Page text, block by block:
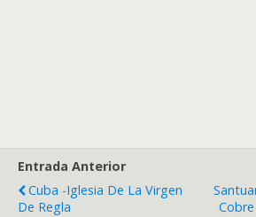
Entrada Anterior
Cuba -Iglesia De La Virgen
De Regla